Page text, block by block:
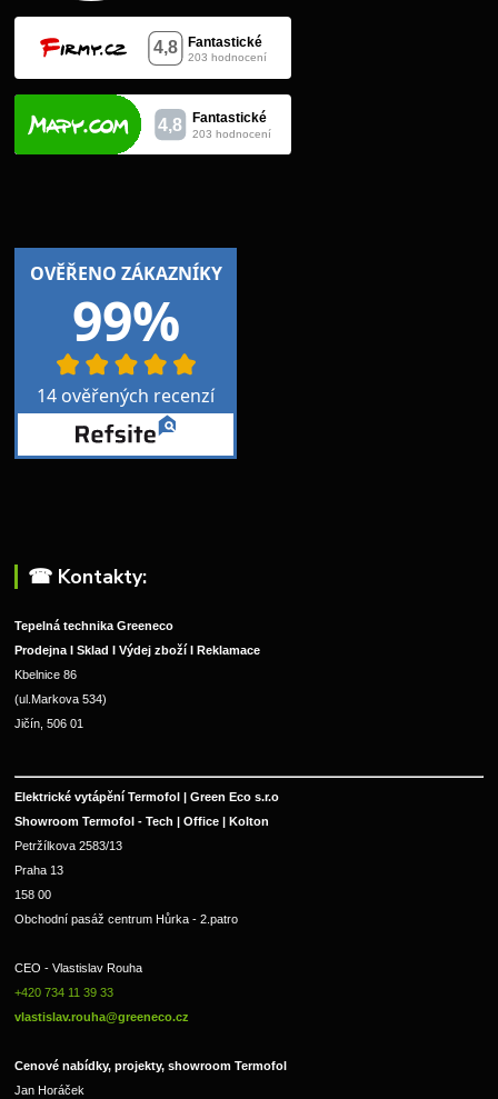
☎︎ Kontakty:
Tepelná technika Greeneco
Prodejna I Sklad I Výdej zboží I Reklamace
Kbelnice 86
(ul.Markova 534)
Jičín, 506 01
Elektrické vytápění Termofol | Green Eco s.r.o
Showroom Termofol - Tech | Office | Kolton
Petržílkova 2583/13
Praha 13
158 00
Obchodní pasáž centrum Hůrka - 2.patro
CEO - Vlastislav Rouha
+420 734 11 39 33
vlastislav.rouha@greeneco.cz
Cenové nabídky, projekty, showroom Termofol
Jan Horáček